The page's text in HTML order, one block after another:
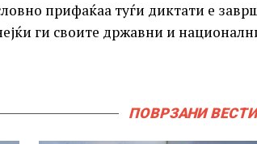
прифаќаа туѓи диктати е
ги своите државни и
ПОВРЗАНИ